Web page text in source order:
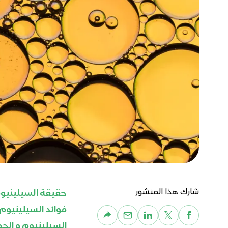
شارك هذا المنشور
حقيقة
فوائد
السيلينيوم و